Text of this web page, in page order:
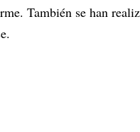
También se han